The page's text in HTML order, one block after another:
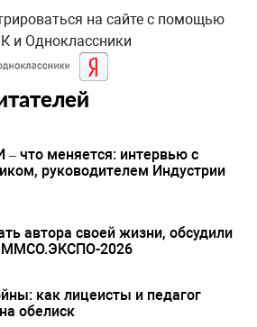
на сайте с помощью
и Одноклассники
– что меняется: интервью с
руководителем Индустрии
автора своей жизни, обсудили
ММСО.ЭКСПО-2026
как лицеисты и педагог
обелиск